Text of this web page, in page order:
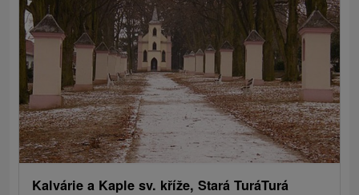
Kalvárie a Kaple sv. kříže, Stará TuráTurá